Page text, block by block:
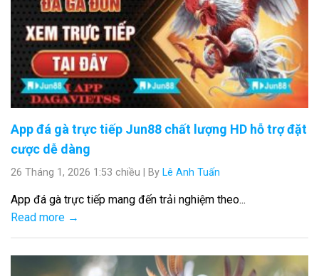
App đá gà trực tiếp Jun88 chất lượng HD hỗ trợ đặt
cược dễ dàng
26 Tháng 1, 2026 1:53 chiều By Lê Anh Tuấn
App đá gà trực tiếp mang đến trải nghiệm theo...
Read more →